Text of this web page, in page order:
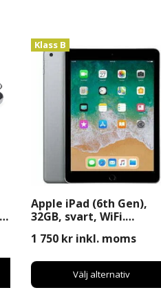
Apple iPad (6th Gen),
32GB, svart, WiFi.
Klass B
1 750 kr inkl. moms
Välj alternativ